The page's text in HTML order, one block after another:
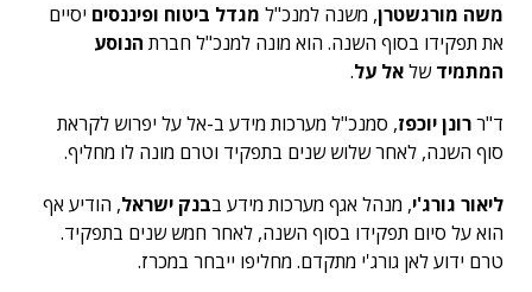
משה מורגשטרן, משנה למנכ"ל מגדל ביטוח ופיננסים יסיים
את תפקידו בסוף השנה. הוא מונה למנכ"ל חברת הנוסע
המתמידשלאל על.
ד"ררונן יוכפז, סמנכ"ל מערכות מידע ב-אל על יפרוש לקראת
סוף השנה, לאחר שלוש שנים בתפקיד וטרם מונה לו מחליף.
ליאור גורג'י, מנהל אגף מערכות מידע בבנק ישראל, הודיע אף
הוא על סיום תפקידו בסוף השנה, לאחר חמש שנים בתפקיד.
טרם ידוע לאן גורג'י מתקדם. מחליפו ייבחר במכרז.